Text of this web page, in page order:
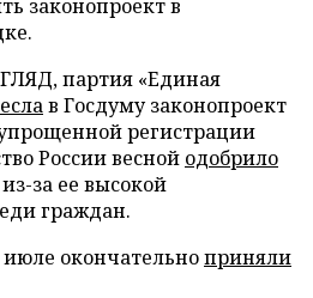
законопроект в
партия «Единая
в Госдуму законопроект
регистрации
России весной одобрило
за ее высокой
граждан.
окончательноприняли